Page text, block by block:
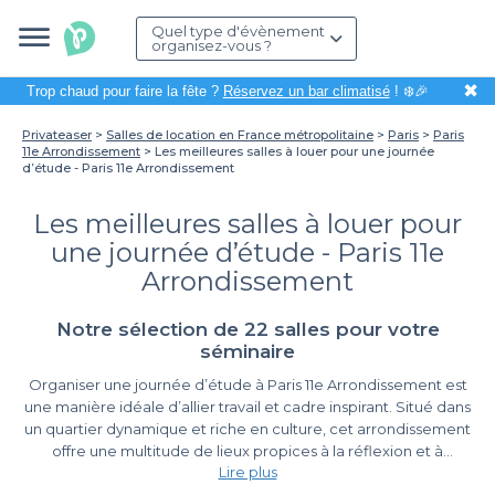
Quel type d'évènement
organisez-vous ?
Trop chaud pour faire la fête ? Réservez un bar climatisé! ❄️🎉 ✖
Privateaser Salles de location en France métropolitaine Paris
Paris
11e Arrondissement
Les meilleures salles à louer pour une journée
d’étude - Paris 11e Arrondissement
Les meilleures salles à louer pour
une journée d’étude - Paris 11e
Arrondissement
Notre sélection de 22 salles pour votre
séminaire
Organiser une journée d’étude à Paris 11e Arrondissement est
une manière idéale d’allier travail et cadre inspirant. Situé dans
un quartier dynamique et riche en culture, cet arrondissement
offre une multitude de lieux propices à la réflexion et à
l’échange. Que ce soit pour des séminaires, des sessions de
Lire plus